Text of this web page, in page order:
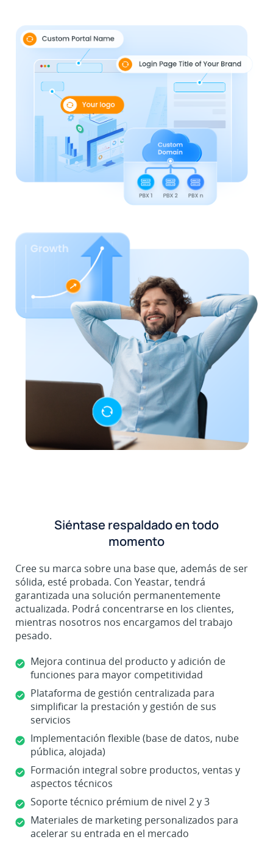
Siéntase respaldado en todo
momento
Cree su marca sobre una base que, además de ser
sólida, esté probada. Con Yeastar, tendrá
garantizada una solución permanentemente
actualizada. Podrá concentrarse en los clientes,
mientras nosotros nos encargamos del trabajo
pesado.
Mejora continua del producto y adición de
funciones para mayor competitividad
Plataforma de gestión centralizada para
simplificar la prestación y gestión de sus
servicios
Implementación flexible (base de datos, nube
pública, alojada)
Formación integral sobre productos, ventas y
aspectos técnicos
Soporte técnico prémium de nivel 2 y 3
Materiales de marketing personalizados para
acelerar su entrada en el mercado